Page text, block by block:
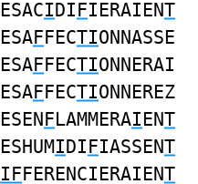
IDIFIERAIENT
FFECTIONNASSE
FFECTIONNERAI
FFECTIONNEREZ
FLAMMERAIENT
IDIFIASSENT
IFFERENCIERAIENT